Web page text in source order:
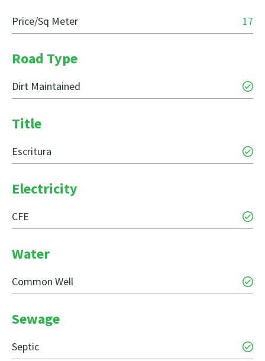
Price/Sq Meter 17
Road Type
Dirt Maintained
Title
Escritura
Electricity
CFE
Water
Common Well
Sewage
Septic